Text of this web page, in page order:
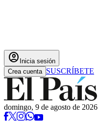
account_circle Inicia sesión
Crea cuenta SUSCRÍBETE
domingo, 9 de agosto de 2026